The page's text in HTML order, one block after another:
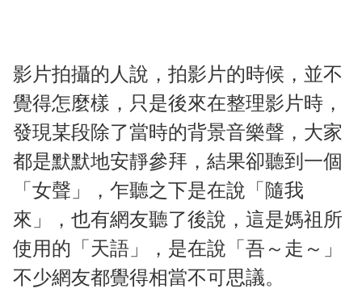
影片拍攝的人說，拍影片的時候，並不
覺得怎麼樣，只是後來在整理影片時，
發現某段除了當時的背景音樂聲，大家
都是默默地安靜參拜，結果卻聽到一個
「女聲」，乍聽之下是在說「隨我
來」，也有網友聽了後說，這是媽祖所
使用的「天語」，是在說「吾～走～」
不少網友都覺得相當不可思議。